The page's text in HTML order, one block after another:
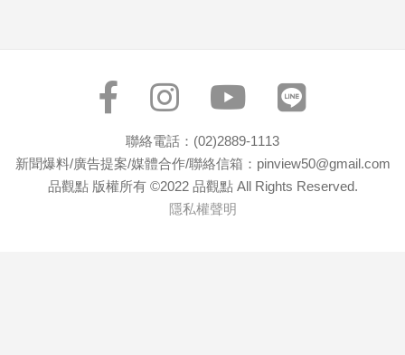
聯絡電話：(02)2889-1113
新聞爆料/廣告提案/媒體合作/聯絡信箱：pinview50@gmail.com
品觀點 版權所有 ©2022 品觀點 All Rights Reserved.
隱私權聲明